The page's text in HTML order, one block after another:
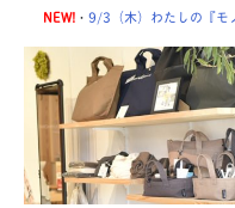
NEW! ・ 9/3（木）わたしの『モ